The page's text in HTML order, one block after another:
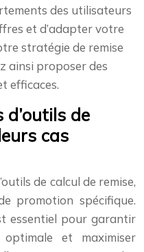
des utilisateurs
et d’adapter votre
stratégie de remise
ainsi proposer des
efficaces.
de
cas
de calcul de remise,
promotion spécifique.
essentiel pour garantir
et maximiser